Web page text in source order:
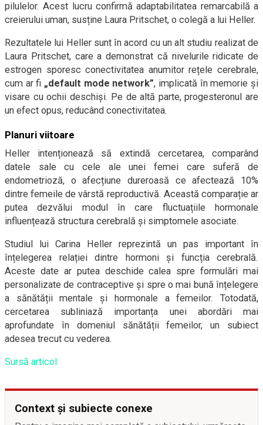
pilulelor. Acest lucru confirmă adaptabilitatea remarcabilă a
creierului uman, susține Laura Pritschet, o colegă a lui Heller.
Rezultatele lui Heller sunt în acord cu un alt studiu realizat de
Laura Pritschet, care a demonstrat că nivelurile ridicate de
estrogen sporesc conectivitatea anumitor rețele cerebrale,
cum ar fi „default mode network”, implicată în memorie și
visare cu ochii deschiși. Pe de altă parte, progesteronul are
un efect opus, reducând conectivitatea.
Planuri viitoare
Heller intenționează să extindă cercetarea, comparând
datele sale cu cele ale unei femei care suferă de
endometrioză, o afecțiune dureroasă ce afectează 10%
dintre femeile de vârstă reproductivă. Această comparație ar
putea dezvălui modul în care fluctuațiile hormonale
influențează structura cerebrală și simptomele asociate.
Studiul lui Carina Heller reprezintă un pas important în
înțelegerea relației dintre hormoni și funcția cerebrală.
Aceste date ar putea deschide calea spre formulări mai
personalizate de contraceptive și spre o mai bună înțelegere
a sănătății mentale și hormonale a femeilor. Totodată,
cercetarea subliniază importanța unei abordări mai
aprofundate în domeniul sănătății femeilor, un subiect
adesea trecut cu vederea.
Sursă articol
Context și subiecte conexe